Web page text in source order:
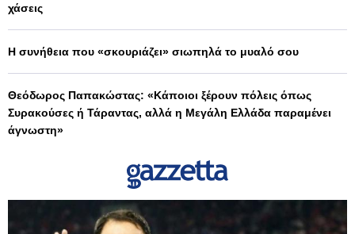
χάσεις
Η συνήθεια που «σκουριάζει» σιωπηλά το μυαλό σου
Θεόδωρος Παπακώστας: «Κάποιοι ξέρουν πόλεις όπως
Συρακούσες ή Τάραντας, αλλά η Μεγάλη Ελλάδα παραμένει
άγνωστη»